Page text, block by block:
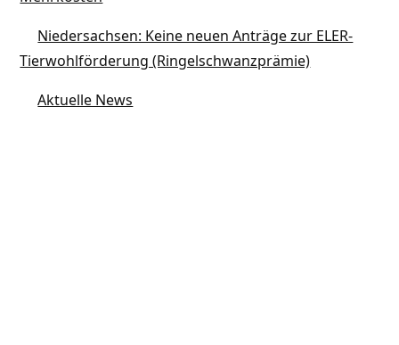
Niedersachsen: Keine neuen Anträge zur ELER-
Tierwohlförderung (Ringelschwanzprämie)
Aktuelle News